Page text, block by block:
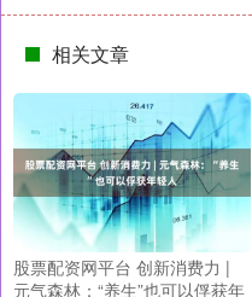
相关文章
股票配资网平台 创新消费力 |
元气森林：“养生”也可以俘获年